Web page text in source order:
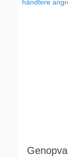
håndtere